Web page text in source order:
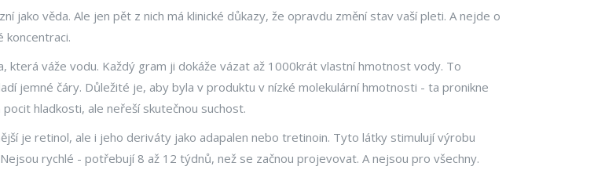
věda. Ale jen pět z nich má klinické důkazy, že opravdu změní stav vaší pleti. A nejde o
koncentraci.
která váže vodu. Každý gram ji dokáže vázat až 1000krát vlastní hmotnost vody. To
jemné čáry. Důležité je, aby byla v produktu v nízké molekulární hmotnosti - ta pronikne
hladkosti, ale neřeší skutečnou suchost.
je retinol, ale i jeho deriváty jako adapalen nebo tretinoin. Tyto látky stimulují výrobu
rychlé - potřebují 8 až 12 týdnů, než se začnou projevovat. A nejsou pro všechny.